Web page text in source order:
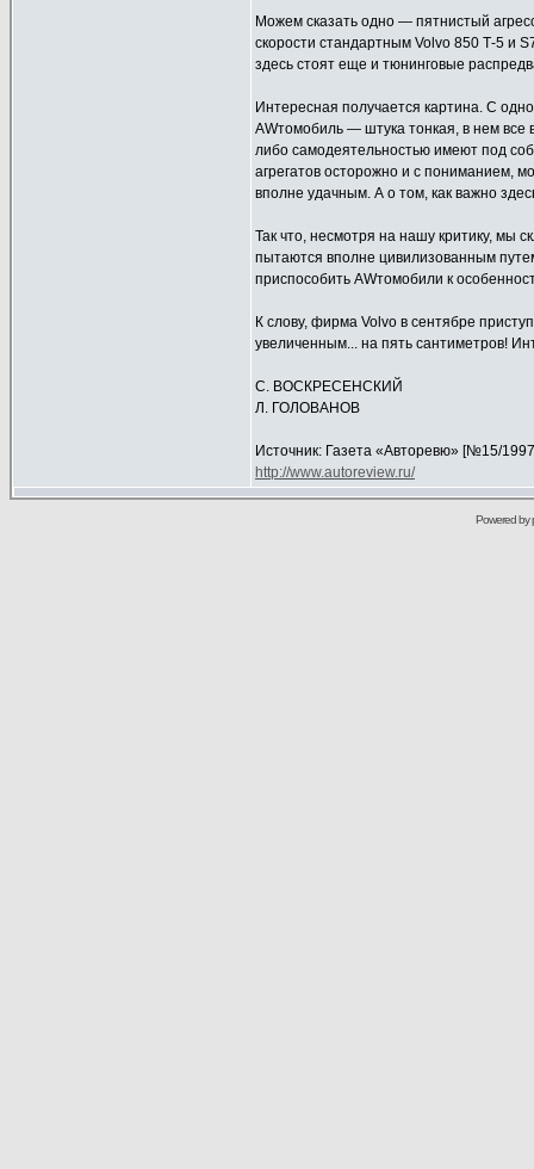
Можем сказать одно — пятнистый
скорости стандартным Volvo 850 Т-5 и
здесь стоят еще и тюнинговые
Интересная получается картина. С
AWтомобиль — штука тонкая, в нем все
либо самодеятельностью имеют под
агрегатов осторожно и с пониманием,
вполне удачным. А о том, как важно
Так что, несмотря на нашу критику, мы
пытаются вполне цивилизованным
приспособить AWтомобили к
К слову, фирма Volvo в сентябре
увеличенным... на пять сантиметров!
С. ВОСКРЕСЕНСКИЙ
Л. ГОЛОВАНОВ
Источник: Газета «Авторевю» [№15/
http://www.autoreview.ru/
Powered by